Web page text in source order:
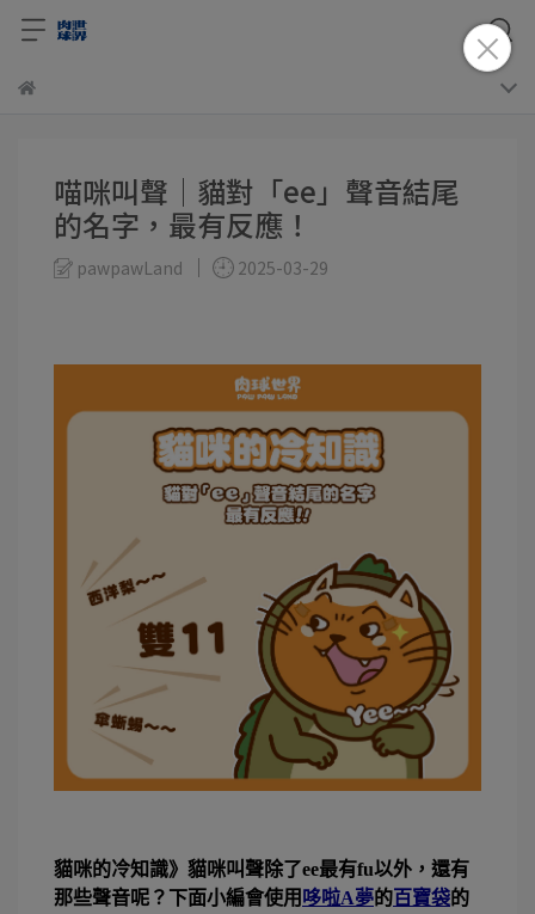
喵咪叫聲│貓對「ee」聲音結尾
的名字，最有反應！
pawpawLand 2025-03-29
貓咪的冷知識》貓咪叫聲除了ee最有fu以外，還有
那些聲音呢？下面小編會使用 哆啦A夢的百寶袋的